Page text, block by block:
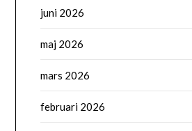
juni 2026
maj 2026
mars 2026
februari 2026